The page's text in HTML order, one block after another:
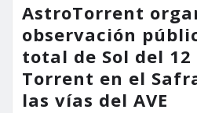
AstroTorrent
observación
total de Sol del 12
Torrent en el
las vías del AVE